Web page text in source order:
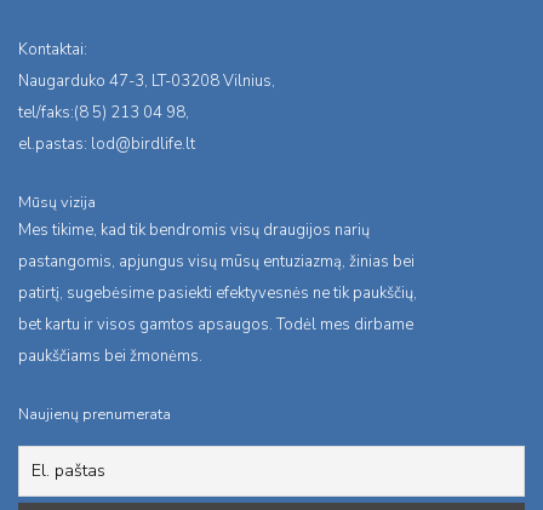
Kontaktai:
Naugarduko 47-3, LT-03208 Vilnius,
tel/faks:(8 5) 213 04 98,
el.pastas: lod@birdlife.lt
Mūsų vizija
Mes tikime, kad tik bendromis visų draugijos narių
pastangomis, apjungus visų mūsų entuziazmą, žinias bei
patirtį, sugebėsime pasiekti efektyvesnės ne tik paukščių,
bet kartu ir visos gamtos apsaugos. Todėl mes dirbame
paukščiams bei žmonėms.
Naujienų prenumerata